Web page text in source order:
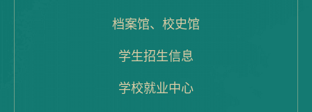
档案馆、校史馆
学生招生信息
学校就业中心